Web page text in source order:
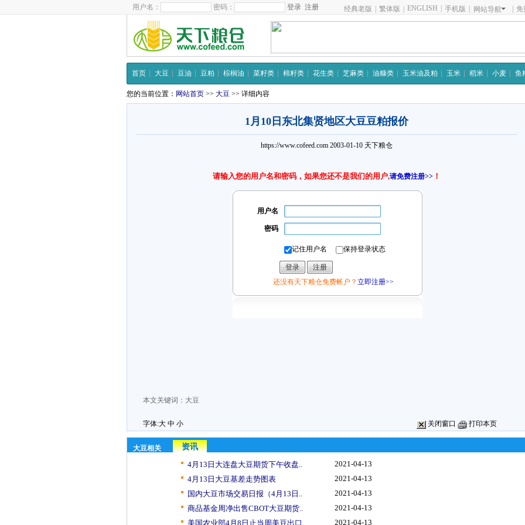
用户名： 密码： 注册 经典老版 繁体版 ENGLISH 手机版 网站导航 免
首页 大豆 豆油 豆粕 棕榈油 菜籽类 棉籽类 花生类 芝麻类 油糠类 玉米油及粕 玉米 稻米 小麦 鱼
您的当前位置： 网站首页 >> 大豆 >> 详细内容
1月10日东北集贤地区大豆豆粕报价
https://www.cofeed.com 2003-01-10 天下粮仓
请输入您的用户名和密码，如果您还不是我们的用户,请免费注册>> ！
用户名
密码
记住用户名 保持登录状态
还没有天下粮仓免费帐户？ 立即注册>>
本文关键词： 大豆
字体:大 中 小 关闭窗口 打印本页
大豆相关
资讯
4月13日大连盘大豆期货下午收盘..
2021-04-13
4月13日大豆基差走势图表
2021-04-13
国内大豆市场交易日报（4月13日..
2021-04-13
商品基金周净出售CBOT大豆期货..
2021-04-13
美国农业部4月8日止当周美豆出口..
2021-04-13